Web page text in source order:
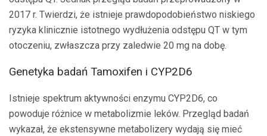
2017 r. Twierdzi, że istnieje prawdopodobieństwo niskiego
ryzyka klinicznie istotnego wydłużenia odstępu QT w tym
otoczeniu, zwłaszcza przy zaledwie 20 mg na dobę.
Genetyka badań Tamoxifen i CYP2D6
Istnieje spektrum aktywności enzymu CYP2D6, co
powoduje różnice w metabolizmie leków. Przegląd badań
wykazał, że ekstensywne metabolizery wydają się mieć